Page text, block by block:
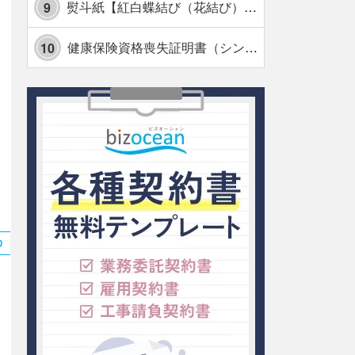
9 熨斗紙【紅白蝶結び（花結び）・水引7本】・Excel
10 健康保険資格喪失証明書（シンプル表形式版）・Excel【見本付き】